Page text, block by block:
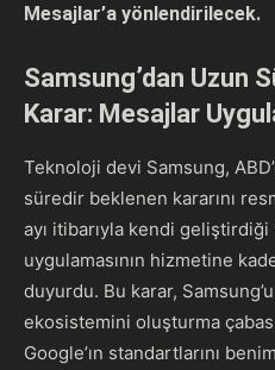
Mesajlar’a yönlendirilecek.
Samsung’dan Uzun
Karar: Mesajlar
Teknoloji devi Samsung,
süredir beklenen kararını
ayı itibarıyla kendi geliştirdiği
uygulamasının hizmetine
duyurdu. Bu karar,
ekosistemini oluşturma
Google’ın standartlarını